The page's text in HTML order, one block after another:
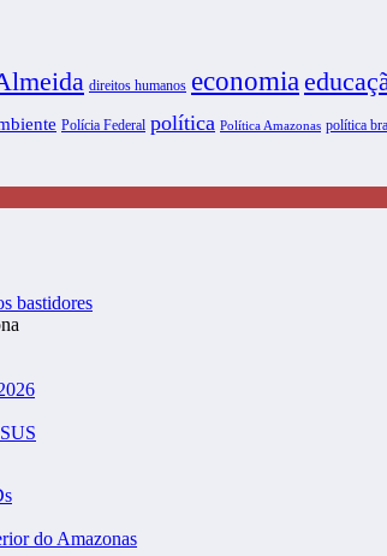
direitos humanos economia
Polícia Federal política Política Amazonas política
bastidores
do Amazonas